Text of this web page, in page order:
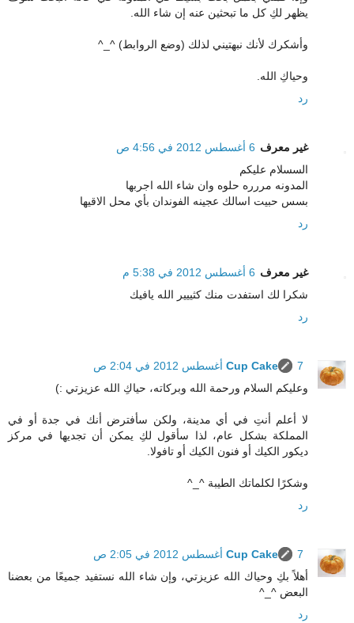
يظهر لكِ كل ما تبحثين عنه إن شاء الله.
وأشكرك لأنك نبهتيني لذلك (وضع الروابط) ^_^
وحياكِ الله.
رد
غير معرف 6 أغسطس 2012 في 4:56 ص
السسلام عليكم
المدونه مررره حلوه وان شاء الله اجربها
بسس حبيت اسالك عجينه الفوندان بأي محل الاقيها
رد
غير معرف 6 أغسطس 2012 في 5:38 م
شكرا لك استفدت منك كثييير الله يافيك
رد
Cup Cake
7 أغسطس 2012 في 2:04 ص
وعليكم السلام ورحمة الله وبركاته، حياكِ الله عزيزتي :)
لا أعلم أنتِ في أي مدينة، ولكن سأفترض أنك في جدة أو في
المملكة بشكل عام، لذا سأقول لكِ يمكن أن تجديها في مركز
ديكور الكيك أو فنون الكيك أو تافولا.
وشكرًا لكلماتك الطيبة ^_^
رد
Cup Cake
7 أغسطس 2012 في 2:05 ص
أهلاً بكِ وحياك الله عزيزتي، وإن شاء الله نستفيد جميعًا من بعضنا
البعض ^_^
رد